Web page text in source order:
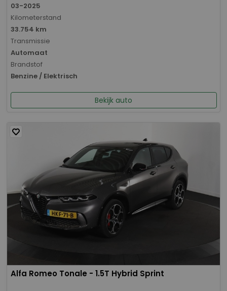
03-2025
Kilometerstand
33.754 km
Transmissie
Automaat
Brandstof
Benzine / Elektrisch
Bekijk auto
Alfa Romeo Tonale - 1.5T Hybrid Sprint